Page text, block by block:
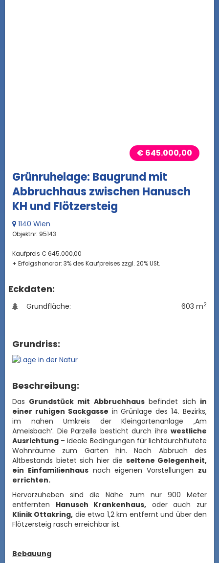
€ 645.000,00
Grünruhelage: Baugrund mit
Abbruchhaus zwischen Hanusch
KH und Flötzersteig
1140 Wien
Objektnr: 95143
Kaufpreis € 645.000,00
+ Erfolgshonorar: 3% des Kaufpreises zzgl. 20% USt.
Eckdaten:
Grundfläche: 603 m2
Grundriss:
Beschreibung:
Das Grundstück mit Abbruchhausbefindet sich in
einer ruhigen Sackgasse in Grünlage des 14. Bezirks,
im nahen Umkreis der Kleingartenanlage ‚Am
Ameisbach‘. Die Parzelle besticht durch ihre westliche
Ausrichtung – ideale Bedingungen für lichtdurchflutete
Wohnräume zum Garten hin. Nach Abbruch des
Altbestands bietet sich hier die seltene Gelegenheit,
ein Einfamilienhausnach eigenen Vorstellungen zu
errichten.
Hervorzuheben sind die Nähe zum nur 900 Meter
entfernten Hanusch Krankenhaus, oder auch zur
Klinik Ottakring, die etwa 1,2 km entfernt und über den
Flötzersteig rasch erreichbar ist.
Bebauung